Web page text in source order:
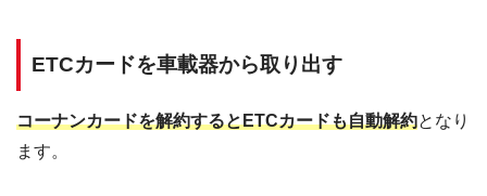
ETCカードを車載器から取り出す
コーナンカードを解約するとETCカードも自動解約となり
ます。